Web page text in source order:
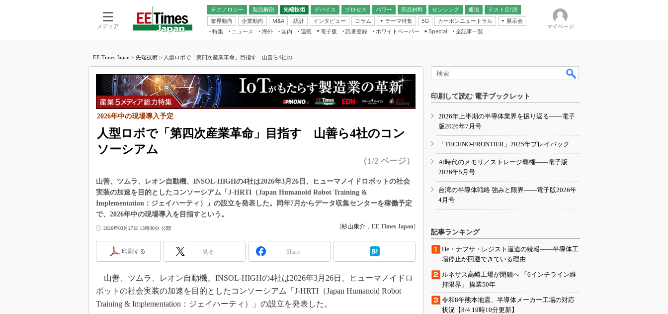
メディア
テクノロジー 製品解剖
先端技術
電池／エネルギー
デバイス
アナログ
マイコン
FPGA
プロセス パワー 部品材料 センシング
通信
無線
テスト/計測
業界動向
企業動向 M&A 統計 インタビュー コラム
テーマ特集
フィジカルAI
読者調査（EE Times Research）
カーボンニュートラル
IoT
電源設計（EDN Japan）
5G カーボンニュートラル
展示会
IoT・エッジコンピューティング
EXPO
EdgeTech＋
TECHNO-FRONTIER
人とくるま展
特集 ニュース 海外 国内
連載
福田昭のデバイス通信
湯之上隆のナノフォーカス
大山聡の業界スコープ
大原雄介のエレ・組み込みプレイバ
リタイア直前エンジニアの社会人大
学漂流記
この10年で起こったこと、次の10年
で起こること
製品分解で探るアジアの新トレンド
“異端児エンジニア”が仕掛けた社内
改革、執念の180日
JASA発IoT通信
IHSアナリスト「未来展望」
電子版
電子ブックレット
読者登録 ホワイトペーパー
Special
全記事一覧
マイページ
EE Times Japan > 先端技術 > 人型ロボで「第四次産業革命」目指す 山善ら4社の...
人型ロボで「第四次産業革命」目指す 山善ら4社のコン
ソーシアム
2026年中の現場導入予定
（1/2 ページ）
山善、ツムラ、レオン自動機、INSOL-HIGHの4社は2026年3月26日、ヒューマノイドロボットの社会
実装の加速を目的としたコンソーシアム「J-HRTI（Japan Humanoid Robot Training &
Implementation：ジェイハーティ）」の設立を発表した。同年7月からデータ収集センターを稼働予定
で、2026年中の現場導入を目指すという。
2026年03月27日 13時30分 公開 [杉山康介 ， EE Times Japan]
印刷する 見る Share
山善、ツムラ、レオン自動機、INSOL-HIGHの4社は2026年3月26日、ヒューマノイドロ
ボットの社会実装の加速を目的としたコンソーシアム「J-HRTI（Japan Humanoid Robot
Training & Implementation：ジェイハーティ）」の設立を発表した。
印刷して読む 電子ブックレット
2026年上半期の半導体業界を振り返る――電子
版2026年7月号
「TECHNO-FRONTIER」2025年プレイバック
AI時代のメモリ／ストレージ覇権――電子版
2026年5月号
台湾の半導体戦略 強みと限界――電子版2026年
4月号
記事ランキング
He・ナフサ・レジスト逼迫の続報――半導体工
場停止が回避できている理由
ルネサス高崎工場が閉鎖へ 「6インチライン維
持限界」 操業50年
令和8年熊本地震、半導体メーカー工場の対応
状況【8/4 19時10分更新】